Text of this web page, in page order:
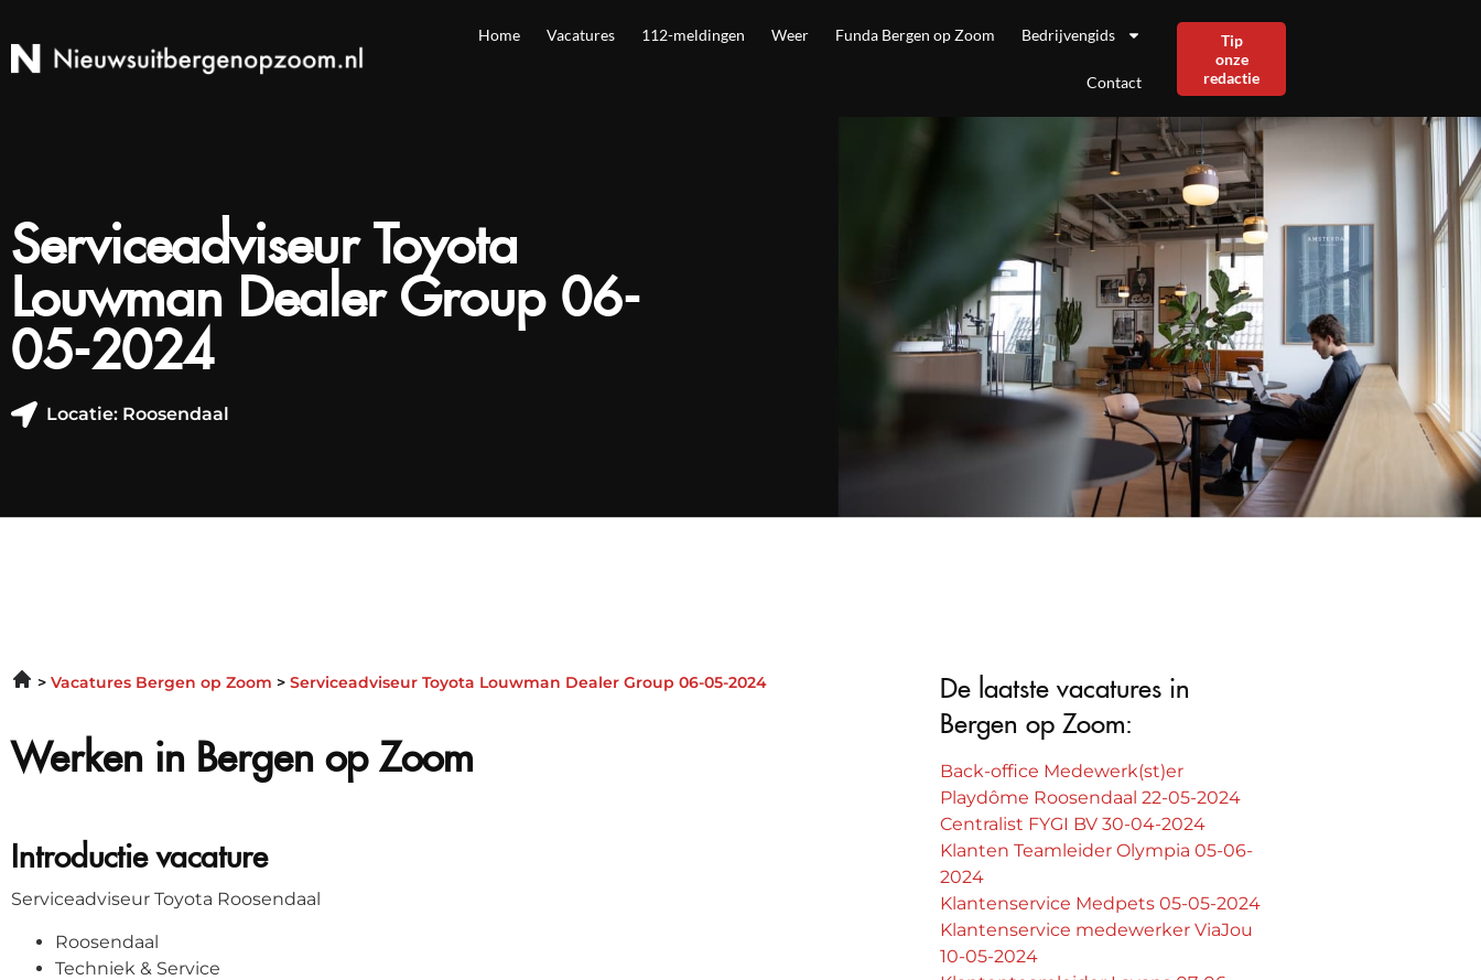
Home Vacatures 112-meldingen Weer Funda Bergen op Zoom Bedrijvengids
Contact
Tip
onze
redactie
Serviceadviseur Toyota
Louwman Dealer Group 06-
05-2024
Locatie: Roosendaal
Vacatures Bergen op Zoom Serviceadviseur Toyota Louwman Dealer Group 06-05-2024
Werken in Bergen op Zoom
Introductie vacature
Serviceadviseur Toyota Roosendaal
Roosendaal
Techniek & Service
De laatste vacatures in
Bergen op Zoom:
Back-office Medewerk(st)er
Playdôme Roosendaal 22-05-2024
Centralist FYGI BV 30-04-2024
Klanten Teamleider Olympia 05-06-
2024
Klantenservice Medpets 05-05-2024
Klantenservice medewerker ViaJou
10-05-2024